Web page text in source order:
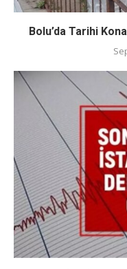
Bolu’da Tarihi